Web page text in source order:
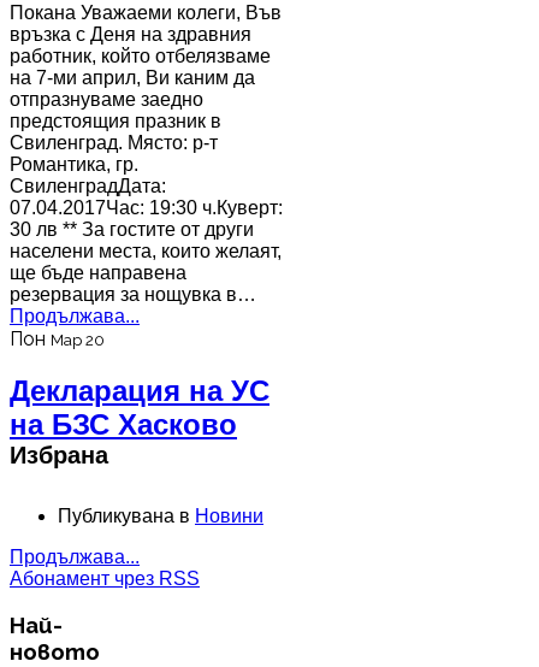
Покана Уважаеми колеги, Във
връзка с Деня на здравния
работник, който отбелязваме
на 7-ми април, Ви каним да
отпразнуваме заедно
предстоящия празник в
Свиленград. Място: р-т
Романтика, гр.
СвиленградДата:
07.04.2017Час: 19:30 ч.Куверт:
30 лв ** За гостите от други
населени места, които желаят,
ще бъде направена
резервация за нощувка в…
Продължава...
Пон Мар 20
Декларация на УС
на БЗС Хасково
Избрана
Публикувана в Новини
Продължава...
Абонамент чрез RSS
Най-
новото